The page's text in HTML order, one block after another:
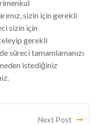
sizin için gerekli
sizin için
gerekli
süreci tamamlamanızı
istediğiniz
Next Post